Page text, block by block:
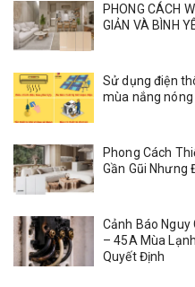
PHONG CÁCH
GIẢN VÀ BÌNH
Sử dụng điện
mùa nắng nóng
Phong Cách
Gần Gũi Nhưng
Cảnh Báo Nguy
– 45A Mùa
Quyết Định